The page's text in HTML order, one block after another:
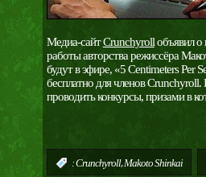
Медиа-сайтCrunchyrollобъявил о
работы авторства режиссёра
будут в эфире, «5 Centimeters Per
бесплатно для членов
проводить конкурсы, призами в
:Crunchyroll, Makoto Shinkai